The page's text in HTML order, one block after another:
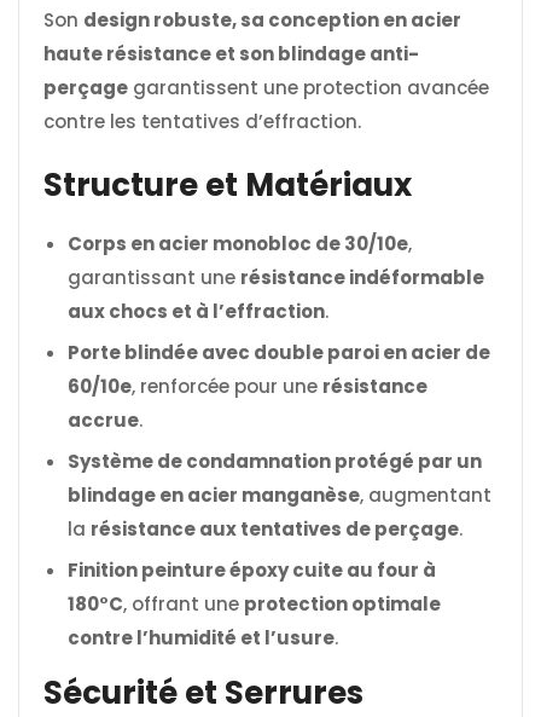
Son design robuste, sa conception en acier
haute résistance et son blindage anti-
perçage garantissent une protection avancée
contre les tentatives d’effraction.
Structure et Matériaux
Corps en acier monobloc de 30/10e,
garantissant une résistance indéformable
aux chocs et à l’effraction.
Porte blindée avec double paroi en acier de
60/10e, renforcée pour une résistance
accrue.
Système de condamnation protégé par un
blindage en acier manganèse, augmentant
la résistance aux tentatives de perçage.
Finition peinture époxy cuite au four à
180°C, offrant une protection optimale
contre l’humidité et l’usure.
Sécurité et Serrures